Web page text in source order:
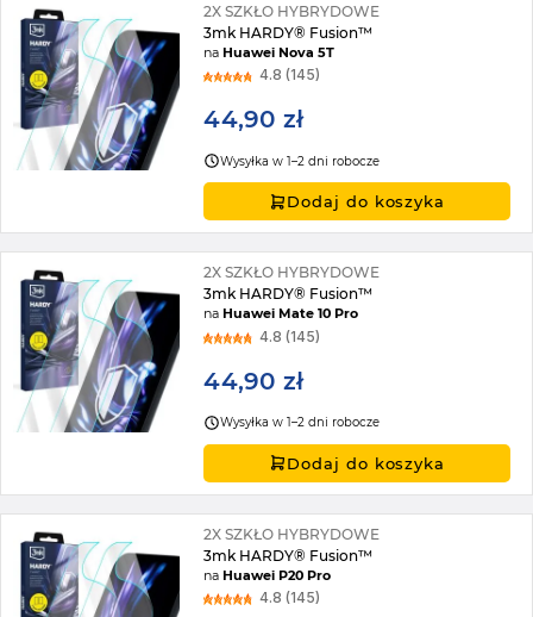
2X SZKŁO HYBRYDOWE
3mk HARDY® Fusion™
naHuawei Nova 5T
4.8 (145)
44,90 zł
Wysyłka w 1–2 dni robocze
Dodaj do koszyka
2X SZKŁO HYBRYDOWE
3mk HARDY® Fusion™
naHuawei Mate 10 Pro
4.8 (145)
44,90 zł
Wysyłka w 1–2 dni robocze
Dodaj do koszyka
2X SZKŁO HYBRYDOWE
3mk HARDY® Fusion™
naHuawei P20 Pro
4.8 (145)